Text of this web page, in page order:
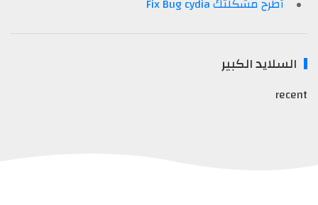
أطرح مشكلتك Fix Bug cydia
السلايد الكبير
recent